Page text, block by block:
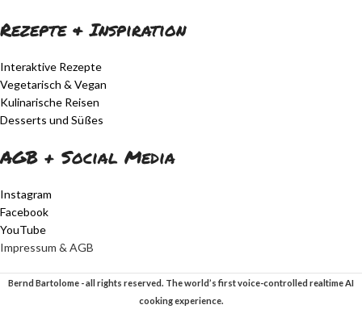
Rezepte & Inspiration
Interaktive Rezepte
Vegetarisch & Vegan
Kulinarische Reisen
Desserts und Süßes
AGB + Social Media
Instagram
Facebook
YouTube
Impressum & AGB
Bernd Bartolome - all rights reserved. The world’s first voice-controlled realtime AI
cooking experience.